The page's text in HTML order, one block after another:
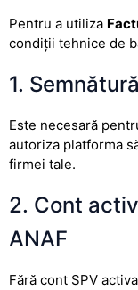
Pentru a utiliza
condiții tehnice de
1.
Este necesară
autoriza platforma
firmei tale.
2. Cont
ANAF
Fără cont SPV